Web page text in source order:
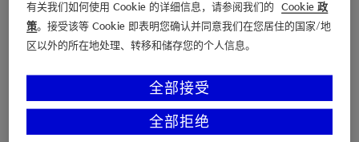
查找店铺
联系我们
博柏利故事
Burberry 尊享服务
顾客支持
有关我们如何使用 Cookie 的详细信息，请参阅我们的
Cookie 政
策。接受该等 Cookie 即表明您确认并同意我们在您居住的国家/地
区以外的所在地处理、转移和储存您的个人信息。
全部拒绝
全部接受